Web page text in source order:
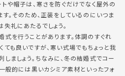
や帽子は、寒さを防ぐだけでなく屋外の
。そのため、正装をしているのにいつま
礼にあたるでしょう。
を行うことがあります。体調のすぐれ
も良いですが、寒い式場でもちょっと我
ましょう。ちなみに、冬の結婚式でコー
般的には黒いカシミア素材といったフォ